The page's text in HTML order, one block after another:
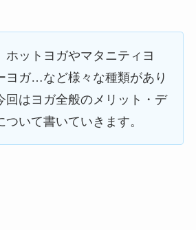
ホットヨガやマタニティヨ
ヨガ…など様々な種類があり
回はヨガ全般のメリット・デ
ついて書いていきます。